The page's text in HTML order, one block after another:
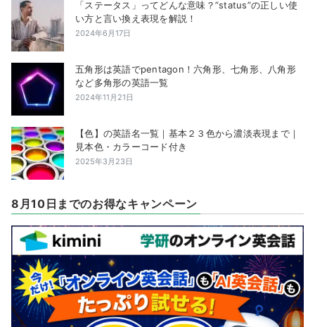
「ステータス」ってどんな意味？”status”の正しい使
い方と言い換え表現を解説！
2024年6月17日
五角形は英語でpentagon！六角形、七角形、八角形
など多角形の英語一覧
2024年11月21日
【色】の英語名一覧｜基本２３色から濃淡表現まで｜
見本色・カラーコード付き
2025年3月23日
8月10日までのお得なキャンペーン